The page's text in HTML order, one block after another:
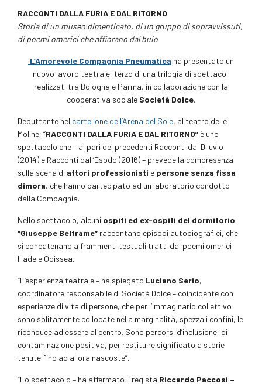
RACCONTI DALLA FURIA E DAL RITORNO
Storia di un museo dimenticato, di un gruppo di sopravvissuti,
di poemi omerici che affiorano dal buio
L’Amorevole Compagnia Pneumatica ha presentato un
nuovo lavoro teatrale, terzo di una trilogia di spettacoli
realizzati tra Bologna e Parma, in collaborazione con la
cooperativa sociale Società Dolce.
Debuttante nel cartellone dell’Arena del Sole, al teatro delle
Moline, “RACCONTI DALLA FURIA E DAL RITORNO” è uno
spettacolo che – al pari dei precedenti Racconti dal Diluvio
(2014) e Racconti dall’Esodo (2016) – prevede la compresenza
sulla scena di attori professionisti e persone senza fissa
dimora, che hanno partecipato ad un laboratorio condotto
dalla Compagnia.
Nello spettacolo, alcuni ospiti ed ex-ospiti del dormitorio
“Giuseppe Beltrame” raccontano episodi autobiografici, che
si concatenano a frammenti testuali tratti dai poemi omerici
Iliade e Odissea.
“L’esperienza teatrale – ha spiegato Luciano Serio,
coordinatore responsabile di Società Dolce – coincidente con
esperienze di vita di persone, che per l’immaginario collettivo
sono solitamente collocate nella marginalità, spezza i confini, le
riconduce ad essere al centro. Sono percorsi d’inclusione, di
contaminazione positiva, per restituire significato a storie
tenute fino ad allora nascoste”.
“Lo spettacolo – ha affermato il regista Riccardo Paccosi –